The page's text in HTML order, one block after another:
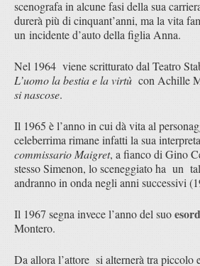
scenografa in alcune fasi della sua
durerà più di cinquant’anni, ma la vita
un incidente d’auto della figlia Anna.
Nel 1964 viene scritturato dal Teatro
L’uomo la bestia e la virtù con Achille
si nascose.
Il 1965 è l’anno in cui dà vita al
celeberrima rimane infatti la sua
commissario Maigret, a fianco di Gino
stesso Simenon, lo sceneggiato ha un
andranno in onda negli anni successivi
Il 1967 segna invece l’anno del suo
Montero.
Da allora l’attore si alternerà tra piccolo